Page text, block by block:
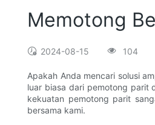
Memotong
2024-08-15 104
Apakah Anda mencari solusi
luar biasa dari pemotong parit
kekuatan pemotong parit
bersama kami.